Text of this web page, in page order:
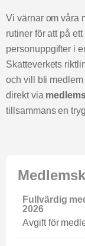
Vi värnar om våra
rutiner för att på
personuppgifter i
Skatteverkets
och vill bli medlem
direkt via
tillsammans en
Fullvärdig
2026
Avgift för